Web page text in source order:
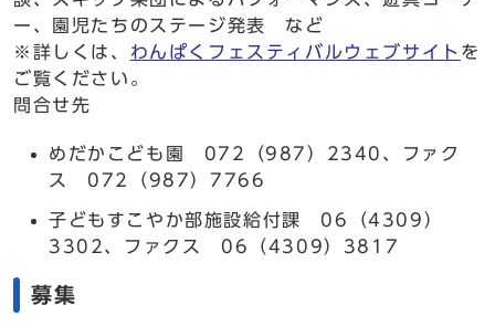
ー、園児たちのステージ発表 など
※詳しくは、 わんぱくフェスティバルウェブサイト を
ご覧ください。
問合せ先
めだかこども園 072（987）2340、ファク
ス 072（987）7766
子どもすこやか部施設給付課 06（4309）
3302、ファクス 06（4309）3817
募集